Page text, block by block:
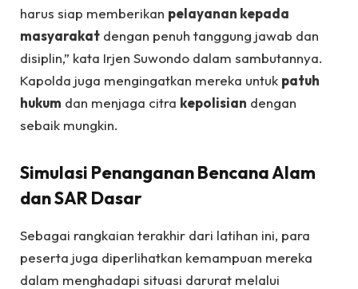
harus siap memberikan pelayanan kepada
masyarakat dengan penuh tanggung jawab dan
disiplin,” kata Irjen Suwondo dalam sambutannya.
Kapolda juga mengingatkan mereka untuk patuh
hukum dan menjaga citra kepolisian dengan
sebaik mungkin.
Simulasi Penanganan Bencana Alam
dan SAR Dasar
Sebagai rangkaian terakhir dari latihan ini, para
peserta juga diperlihatkan kemampuan mereka
dalam menghadapi situasi darurat melalui